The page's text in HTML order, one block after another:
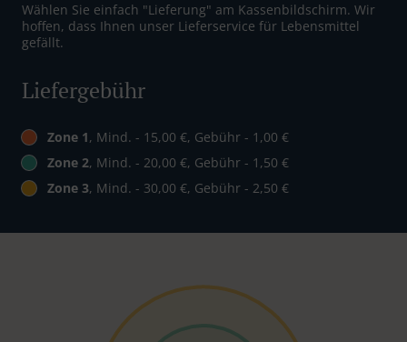
Wählen Sie einfach "Lieferung" am Kassenbildschirm. Wir
hoffen, dass Ihnen unser Lieferservice für Lebensmittel
gefällt.
Liefergebühr
Zone 1, Mind. - 15,00 €, Gebühr - 1,00 €
Zone 2, Mind. - 20,00 €, Gebühr - 1,50 €
Zone 3, Mind. - 30,00 €, Gebühr - 2,50 €